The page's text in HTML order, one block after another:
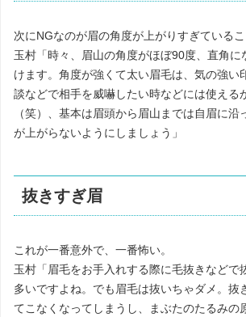
次にNGなのが眉の角度が上がりすぎているこ
玉村「時々、眉山の角度がほぼ90度、直角に
けます。角度が強くて太い眉毛は、気の強い
談などで相手を威嚇したい時などには使える
（笑）、基本は眉頭から眉山までは自眉に沿
が上がらないようにしましょう」
抜きすぎ眉
これが一番意外で、一番怖い。
玉村「眉毛をお手入れする際に毛抜きなどで
多いですよね。でも眉毛は抜いちゃダメ。抜
てこなくなってしまうし、まぶたのたるみの